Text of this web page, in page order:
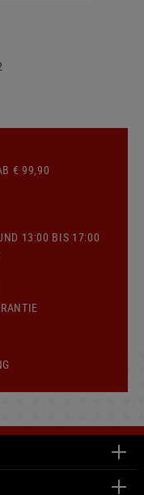
€ 99,90
13:00 BIS 17:00